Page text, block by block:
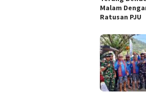
Malam
Ratusan PJU